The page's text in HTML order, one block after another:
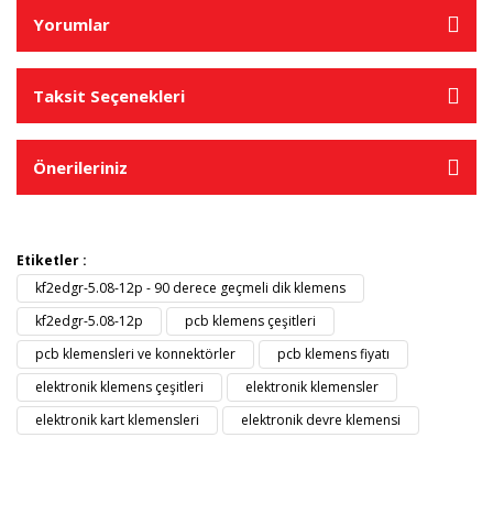
Yorumlar
Taksit Seçenekleri
Önerileriniz
Etiketler :
kf2edgr-5.08-12p - 90 derece geçmeli dik klemens
kf2edgr-5.08-12p
pcb klemens çeşitleri
pcb klemensleri ve konnektörler
pcb klemens fiyatı
elektronik klemens çeşitleri
elektronik klemensler
elektronik kart klemensleri
elektronik devre klemensi